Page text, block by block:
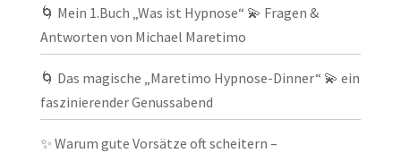
🌀 Mein 1.Buch „Was ist Hypnose“ 💫 Fragen &
Antworten von Michael Maretimo
🌀 Das magische „Maretimo Hypnose-Dinner“ 💫 ein
faszinierender Genussabend
✨ Warum gute Vorsätze oft scheitern –